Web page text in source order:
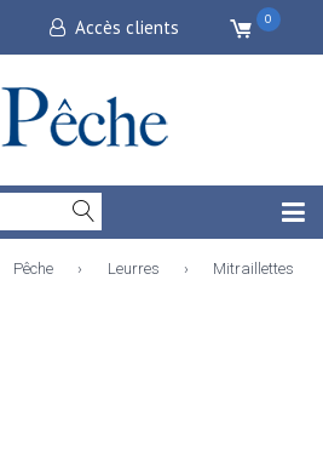
Accès clients 0
Pêche › Leurres › Mitraillettes